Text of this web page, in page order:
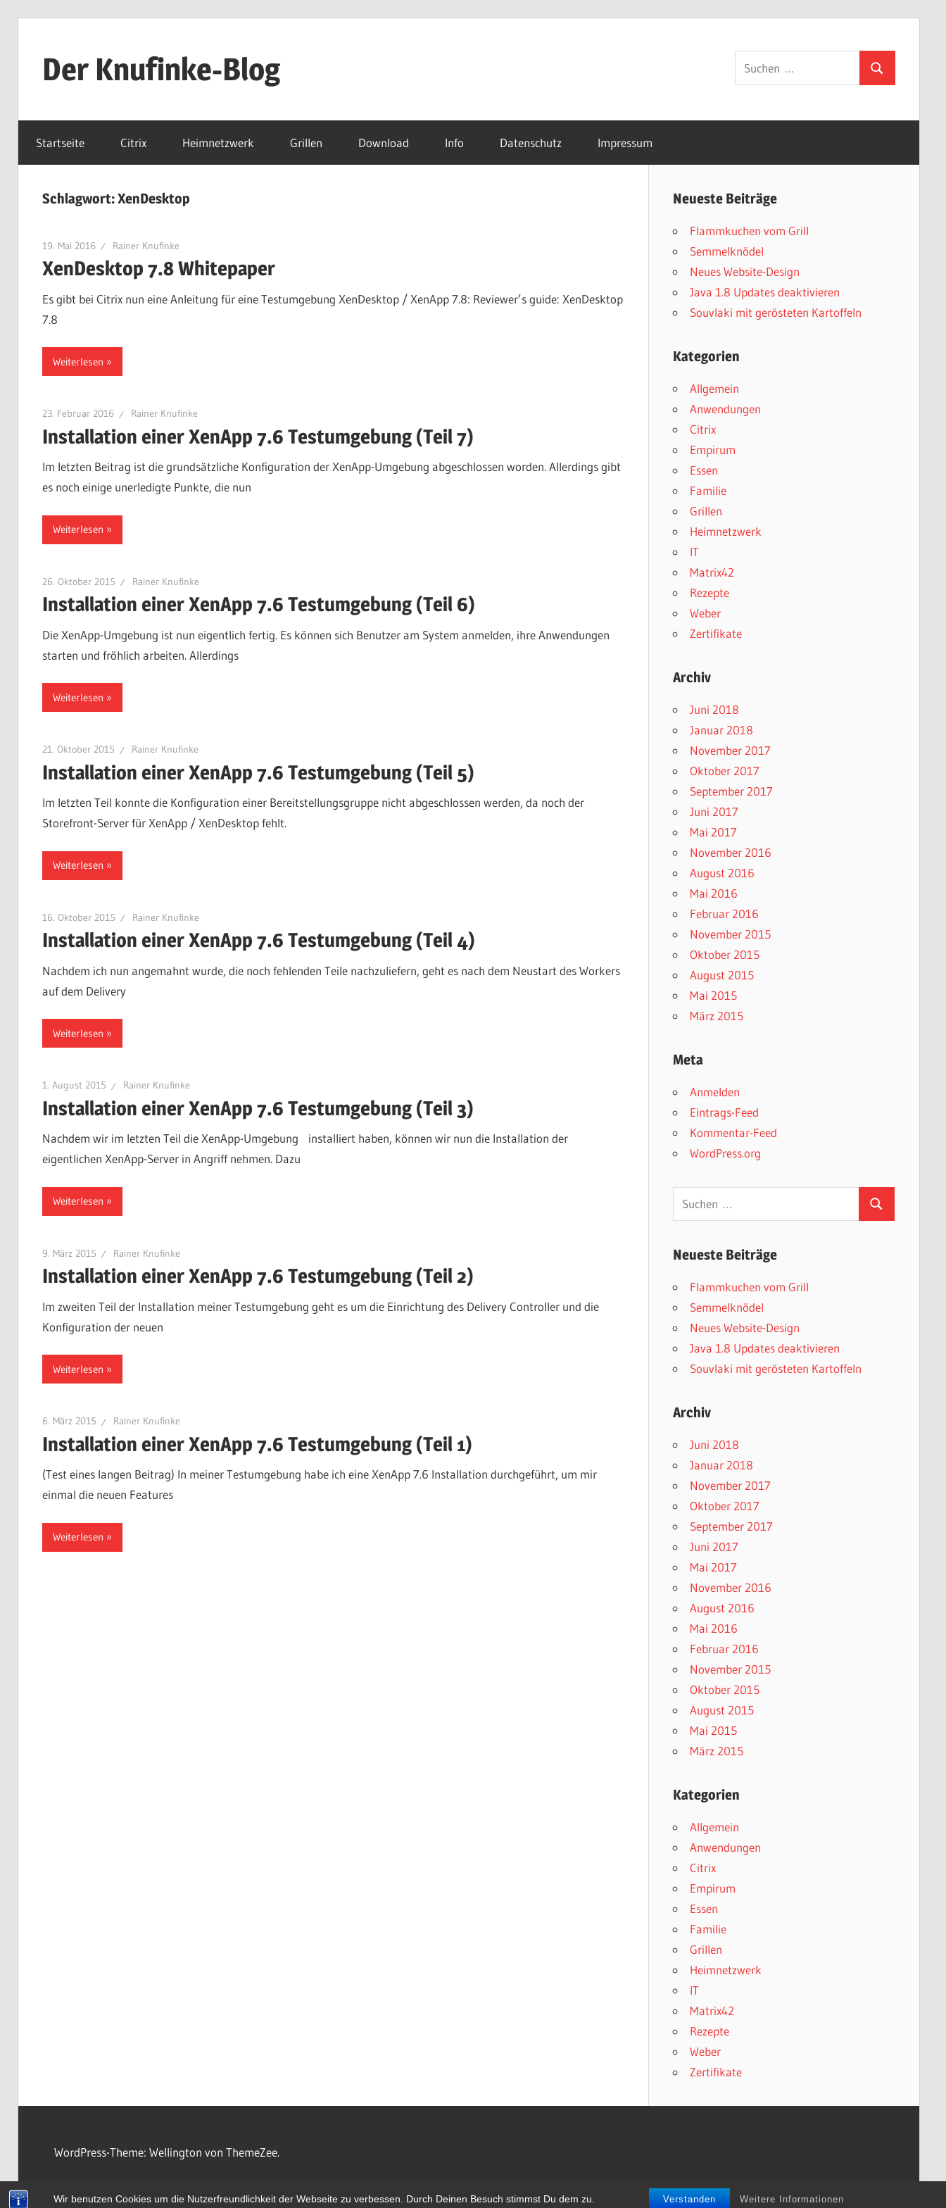
Wir benutzen Cookies um die Nutzerfreundlichkeit der Webseite zu verbessen. Durch Deinen Besuch stimmst Du dem zu. Verstanden Weitere Informationen
springenDer Knufinke-Blog
und
Das
und
Suchen
nach:
Suchen
Startseite Citrix Heimnetzwerk Grillen Download Info Datenschutz Impressum
Schlagwort:XenDesktop
19. Mai 2016 Rainer Knufinke
XenDesktop 7.8 Whitepaper
Es gibt bei Citrix nun eine Anleitung für eine Testumgebung XenDesktop / XenApp 7.8: Reviewer’s guide: XenDesktop
7.8
Weiterlesen
23. Februar 2016 Rainer Knufinke
Installation einer XenApp 7.6 Testumgebung (Teil 7)
Im letzten Beitrag ist die grundsätzliche Konfiguration der XenApp-Umgebung abgeschlossen worden. Allerdings gibt
es noch einige unerledigte Punkte, die nun
Weiterlesen
26. Oktober 2015 Rainer Knufinke
Installation einer XenApp 7.6 Testumgebung (Teil 6)
Die XenApp-Umgebung ist nun eigentlich fertig. Es können sich Benutzer am System anmelden, ihre Anwendungen
starten und fröhlich arbeiten. Allerdings
Weiterlesen
21. Oktober 2015 Rainer Knufinke
Installation einer XenApp 7.6 Testumgebung (Teil 5)
Im letzten Teil konnte die Konfiguration einer Bereitstellungsgruppe nicht abgeschlossen werden, da noch der
Storefront-Server für XenApp / XenDesktop fehlt.
Weiterlesen
16. Oktober 2015 Rainer Knufinke
Installation einer XenApp 7.6 Testumgebung (Teil 4)
Nachdem ich nun angemahnt wurde, die noch fehlenden Teile nachzuliefern, geht es nach dem Neustart des Workers
auf dem Delivery
Weiterlesen
1. August 2015 Rainer Knufinke
Installation einer XenApp 7.6 Testumgebung (Teil 3)
Nachdem wir im letzten Teil die XenApp-Umgebung installiert haben, können wir nun die Installation der
eigentlichen XenApp-Server in Angriff nehmen. Dazu
Weiterlesen
9. März 2015 Rainer Knufinke
Installation einer XenApp 7.6 Testumgebung (Teil 2)
Im zweiten Teil der Installation meiner Testumgebung geht es um die Einrichtung des Delivery Controller und die
Konfiguration der neuen
Weiterlesen
6. März 2015 Rainer Knufinke
Installation einer XenApp 7.6 Testumgebung (Teil 1)
(Test eines langen Beitrag) In meiner Testumgebung habe ich eine XenApp 7.6 Installation durchgeführt, um mir
einmal die neuen Features
Weiterlesen
Neueste Beiträge
Flammkuchen vom Grill
Semmelknödel
Neues Website-Design
Java 1.8 Updates deaktivieren
Souvlaki mit gerösteten Kartoffeln
Kategorien
Allgemein
Anwendungen
Citrix
Empirum
Essen
Familie
Grillen
Heimnetzwerk
IT
Matrix42
Rezepte
Weber
Zertifikate
Archiv
Juni 2018
Januar 2018
November 2017
Oktober 2017
September 2017
Juni 2017
Mai 2017
November 2016
August 2016
Mai 2016
Februar 2016
November 2015
Oktober 2015
August 2015
Mai 2015
März 2015
Meta
Anmelden
Eintrags-Feed
Kommentar-Feed
WordPress.org
Suchen
nach:
Suchen
Neueste Beiträge
Flammkuchen vom Grill
Semmelknödel
Neues Website-Design
Java 1.8 Updates deaktivieren
Souvlaki mit gerösteten Kartoffeln
Archiv
Juni 2018
Januar 2018
November 2017
Oktober 2017
September 2017
Juni 2017
Mai 2017
November 2016
August 2016
Mai 2016
Februar 2016
November 2015
Oktober 2015
August 2015
Mai 2015
März 2015
Kategorien
Allgemein
Anwendungen
Citrix
Empirum
Essen
Familie
Grillen
Heimnetzwerk
IT
Matrix42
Rezepte
Weber
Zertifikate
WordPress-Theme: Wellington von ThemeZee.